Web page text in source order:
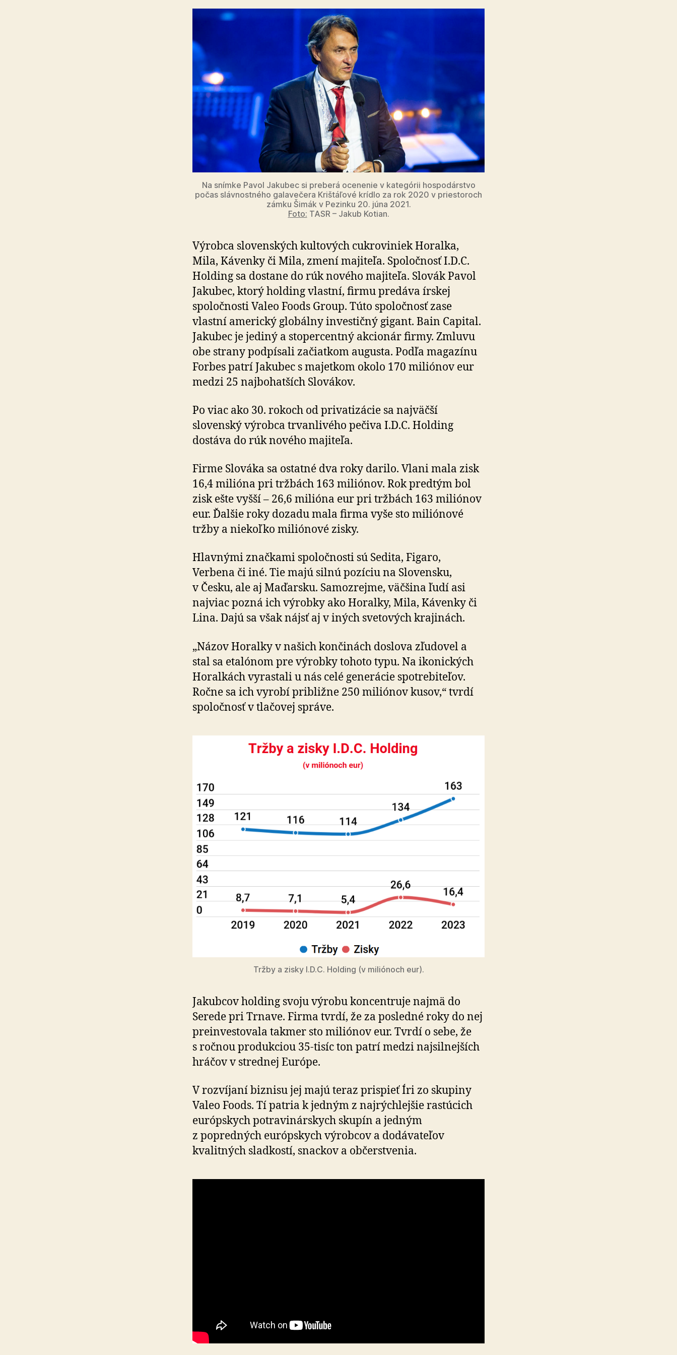
Na snímke Pavol Jakubec si preberá ocenenie v kategórii hospodárstvo
počas slávnostného galavečera Krištáľové krídlo za rok 2020 v priestoroch
zámku Šimák v Pezinku 20. júna 2021.
Foto: TASR – Jakub Kotian.
Výrobca slovenských kultových cukroviniek Horalka,
Mila, Kávenky či Mila, zmení majiteľa. Spoločnosť I.D.C.
Holding sa dostane do rúk nového majiteľa. Slovák Pavol
Jakubec, ktorý holding vlastní, firmu predáva írskej
spoločnosti Valeo Foods Group. Túto spoločnosť zase
vlastní americký globálny investičný gigant. Bain Capital.
Jakubec je jediný a stopercentný akcionár firmy. Zmluvu
obe strany podpísali začiatkom augusta. Podľa magazínu
Forbes patrí Jakubec s majetkom okolo 170 miliónov eur
medzi 25 najbohatších Slovákov.
Po viac ako 30. rokoch od privatizácie sa najväčší
slovenský výrobca trvanlivého pečiva I.D.C. Holding
dostáva do rúk nového majiteľa.
Firme Slováka sa ostatné dva roky darilo. Vlani mala zisk
16,4 milióna pri tržbách 163 miliónov. Rok predtým bol
zisk ešte vyšší – 26,6 milióna eur pri tržbách 163 miliónov
eur. Ďalšie roky dozadu mala firma vyše sto miliónové
tržby a niekoľko miliónové zisky.
Hlavnými značkami spoločnosti sú Sedita, Figaro,
Verbena či iné. Tie majú silnú pozíciu na Slovensku,
v Česku, ale aj Maďarsku. Samozrejme, väčšina ľudí asi
najviac pozná ich výrobky ako Horalky, Mila, Kávenky či
Lina. Dajú sa však nájsť aj v iných svetových krajinách.
„Názov Horalky v našich končinách doslova zľudovel a
stal sa etalónom pre výrobky tohoto typu. Na ikonických
Horalkách vyrastali u nás celé generácie spotrebiteľov.
Ročne sa ich vyrobí približne 250 miliónov kusov,“ tvrdí
spoločnosť v tlačovej správe.
Tržby a zisky I.D.C. Holding (v miliónoch eur).
Jakubcov holding svoju výrobu koncentruje najmä do
Serede pri Trnave. Firma tvrdí, že za posledné roky do nej
preinvestovala takmer sto miliónov eur. Tvrdí o sebe, že
s ročnou produkciou 35-tisíc ton patrí medzi najsilnejších
hráčov v strednej Európe.
V rozvíjaní biznisu jej majú teraz prispieť Íri zo skupiny
Valeo Foods. Tí patria k jedným z najrýchlejšie rastúcich
európskych potravinárskych skupín a jedným
z popredných európskych výrobcov a dodávateľov
kvalitných sladkostí, snackov a občerstvenia.